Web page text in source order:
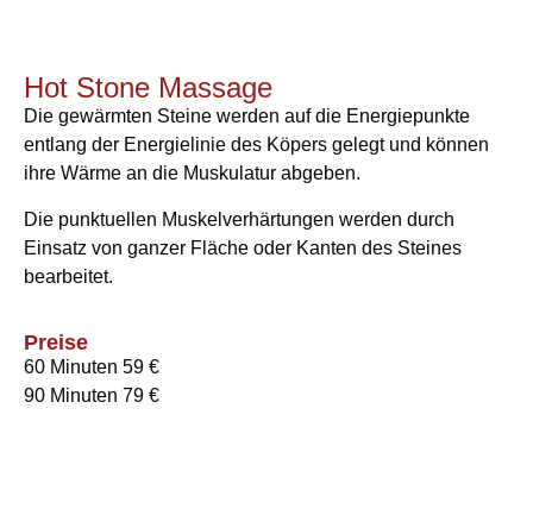
Hot Stone Massage
Die gewärmten Steine werden auf die Energiepunkte
entlang der Energielinie des Köpers gelegt und können
ihre Wärme an die Muskulatur abgeben.
Die punktuellen Muskelverhärtungen werden durch
Einsatz von ganzer Fläche oder Kanten des Steines
bearbeitet.
Preise
60 Minuten 59 €
90 Minuten 79 €